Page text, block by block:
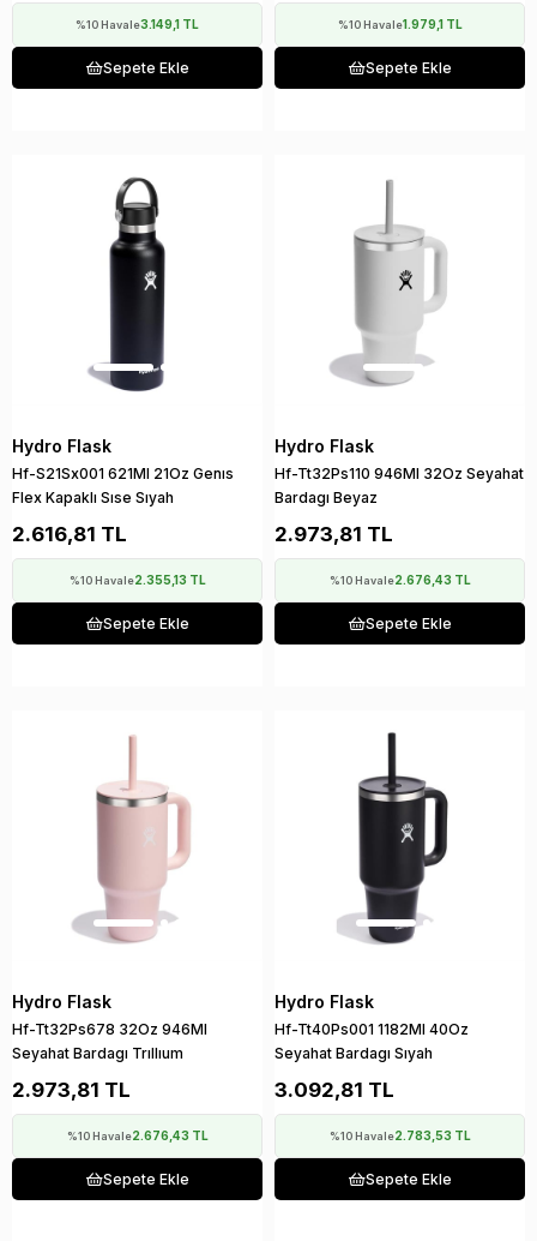
%10 Havale3.149,1 TL
Sepete Ekle
%10 Havale1.979,1 TL
Sepete Ekle
Hydro Flask
Hf-S21Sx001 621Ml 21Oz Genıs
Flex Kapaklı Sıse Sıyah
2.616,81 TL
%10 Havale2.355,13 TL
Sepete Ekle
Hydro Flask
Hf-Tt32Ps110 946Ml 32Oz Seyahat
Bardagı Beyaz
2.973,81 TL
%10 Havale2.676,43 TL
Sepete Ekle
Hydro Flask
Hf-Tt32Ps678 32Oz 946Ml
Seyahat Bardagı Trıllıum
2.973,81 TL
%10 Havale2.676,43 TL
Sepete Ekle
Hydro Flask
Hf-Tt40Ps001 1182Ml 40Oz
Seyahat Bardagı Sıyah
3.092,81 TL
%10 Havale2.783,53 TL
Sepete Ekle